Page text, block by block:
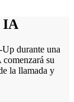
IA
durante una
su
la llamada y